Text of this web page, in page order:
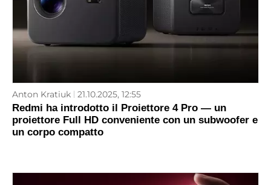
Anton Kratiuk 21.10.2025, 12:55
Redmi ha introdotto il Proiettore 4 Pro — un
proiettore Full HD conveniente con un subwoofer e
un corpo compatto